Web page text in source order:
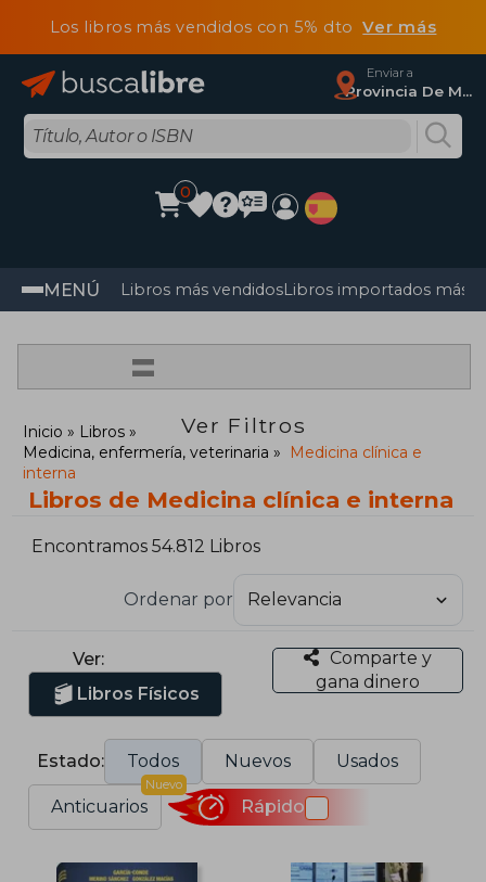
Los libros más vendidos con 5% dtoVer más
Enviar a
Provincia De Madrid
0
MENÚ Libros más vendidosLibros importados más
=
Ver Filtros
Inicio
Libros
Medicina, enfermería, veterinaria
Medicina clínica e
interna
Libros de Medicina clínica e interna
Encontramos 54.812 Libros
Ordenar por
Ver:
Libros Físicos
Comparte y
gana dinero
Estado: Todos Nuevos Usados
Anticuarios
Nuevo
Rápido